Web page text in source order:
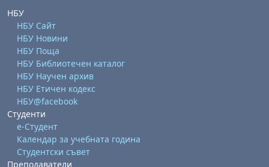
1 август
неделя, 2 август
6 август
август8 август
неделя, 9 август
август
август
15 август
неделя, 16 август
август
август
22 август
неделя, 23 август
август
август
29 август
неделя, 30 август
НБУ
НБУ Сайт
НБУ Новини
НБУ Поща
НБУ Библиотечен каталог
НБУ Научен архив
НБУ Етичен кодекс
НБУ@facebook
Студенти
е-Студент
Календар за учебната година
Студентски съвет
Преподаватели